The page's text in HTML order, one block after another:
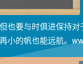
也要与时俱进保持
小的帆也能远航。